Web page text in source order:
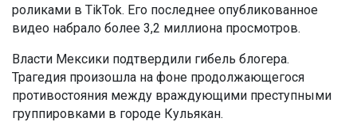
роликами в TikTok. Его последнее опубликованное
видео набрало более 3,2 миллиона просмотров.
Власти Мексики подтвердили гибель блогера.
Трагедия произошла на фоне продолжающегося
противостояния между враждующими преступными
группировками в городе Кульякан.